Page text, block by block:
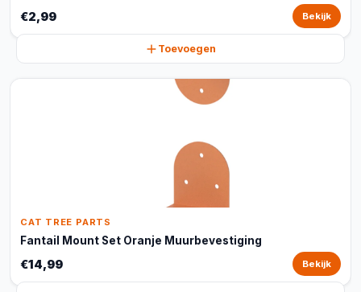
€2,99 Bekijk
Toevoegen
CAT TREE PARTS
Fantail Mount Set Oranje Muurbevestiging
€14,99 Bekijk